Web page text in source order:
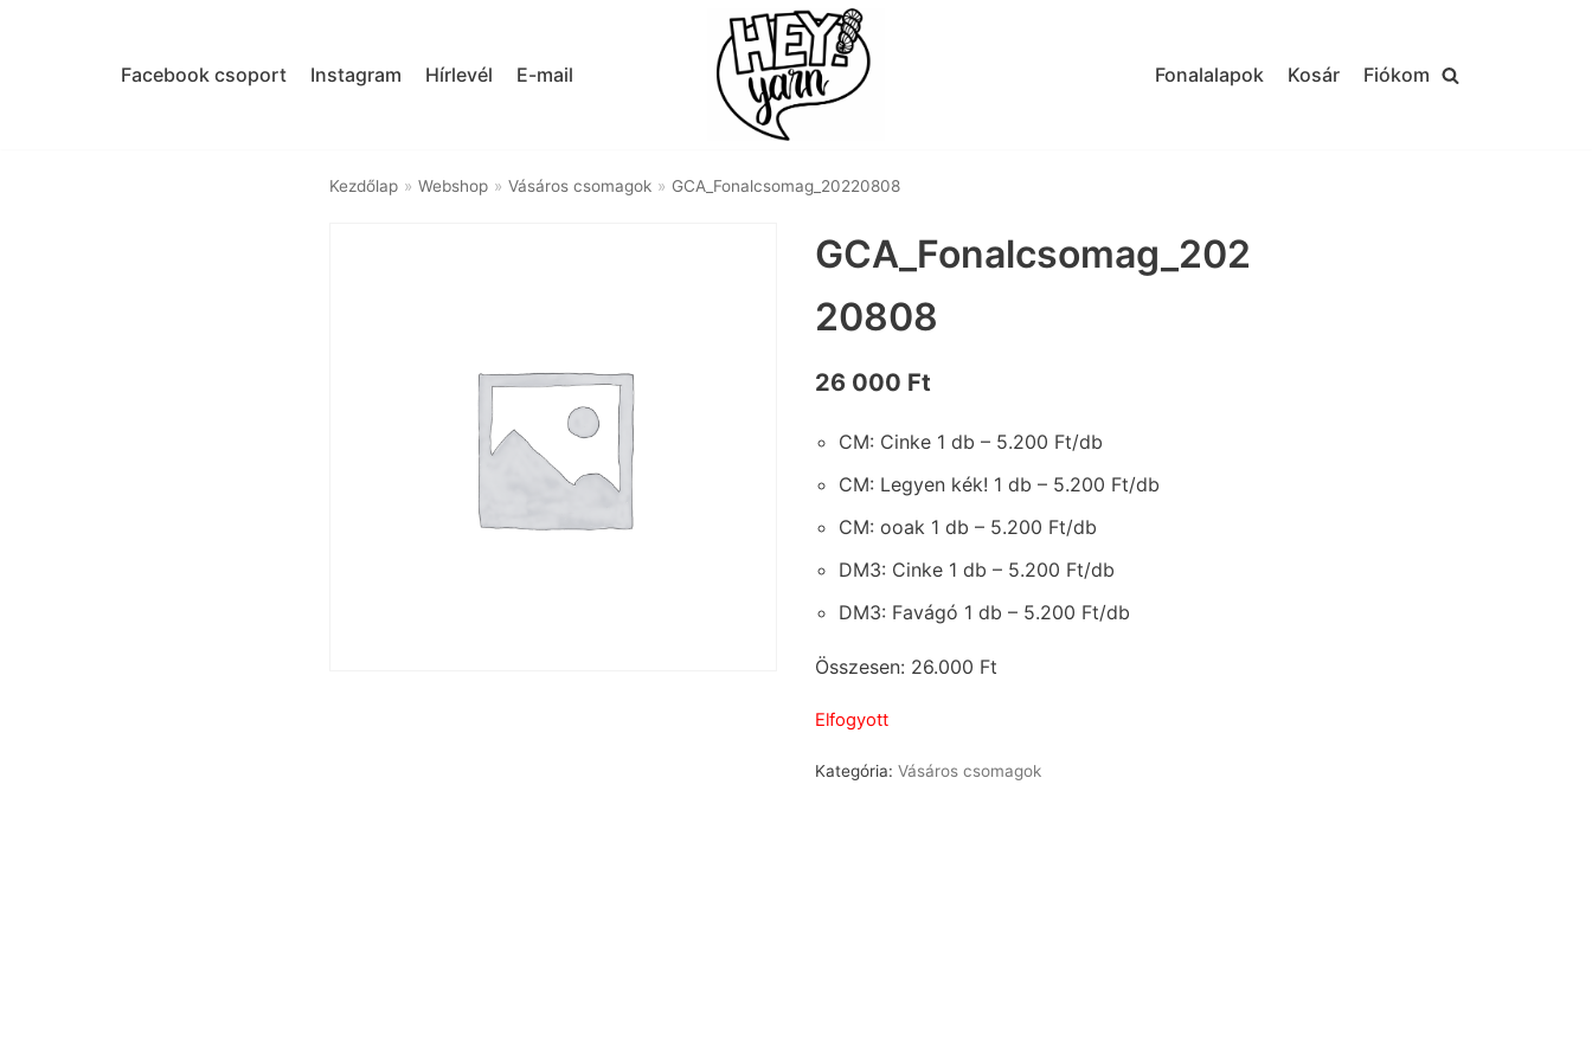
Facebook csoport Instagram Hírlevél E-mail Fonalalapok Kosár Fiókom
Kezdőlap » Webshop » Vásáros csomagok » GCA_Fonalcsomag_20220808
GCA_Fonalcsomag_202
20808
26 000 Ft
CM: Cinke 1 db – 5.200 Ft/db
CM: Legyen kék! 1 db – 5.200 Ft/db
CM: ooak 1 db – 5.200 Ft/db
DM3: Cinke 1 db – 5.200 Ft/db
DM3: Favágó 1 db – 5.200 Ft/db
Összesen: 26.000 Ft
Elfogyott
Kategória: Vásáros csomagok